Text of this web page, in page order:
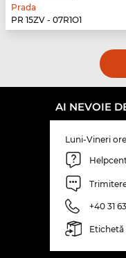
Prada
PR 15ZV - 07R1O1
AI NEVOIE
Luni-Vineri
+40 31